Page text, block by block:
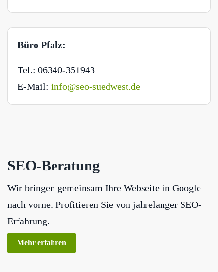
Büro Pfalz:
Tel.: 06340-351943
E-Mail: info@seo-suedwest.de
SEO-Beratung
Wir bringen gemeinsam Ihre Webseite in Google
nach vorne. Profitieren Sie von jahrelanger SEO-
Erfahrung.
Mehr erfahren